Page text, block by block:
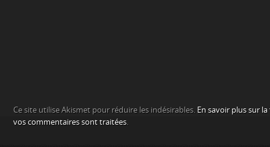
Ce site utilise Akismet pour réduire les indésirables. En savoir plus sur
vos commentaires sont traitées.